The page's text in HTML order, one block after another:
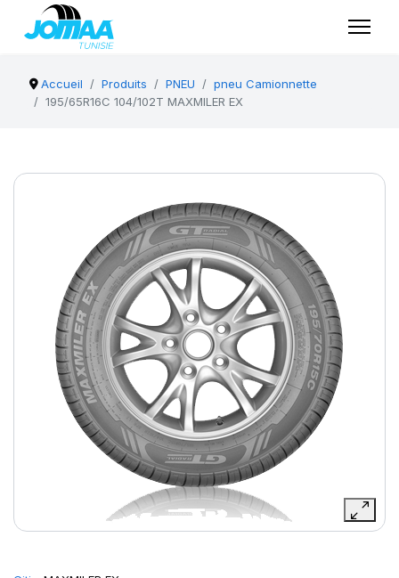
Accueil Produits PNEU
pneu Camionnette
195/65R16C 104/102T MAXMILER EX